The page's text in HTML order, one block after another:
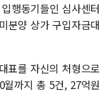
행동기들인 심사센터
분양 상가 구입자금대
표를 자신의 처형으로
까지 총 5건, 27억원